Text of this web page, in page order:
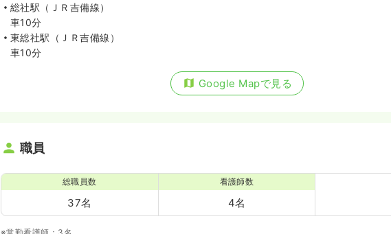
総社駅（ＪＲ吉備線）
車10分
東総社駅（ＪＲ吉備線）
車10分
Google Mapで見る
職員
総職員数
37名
看護師数
4名